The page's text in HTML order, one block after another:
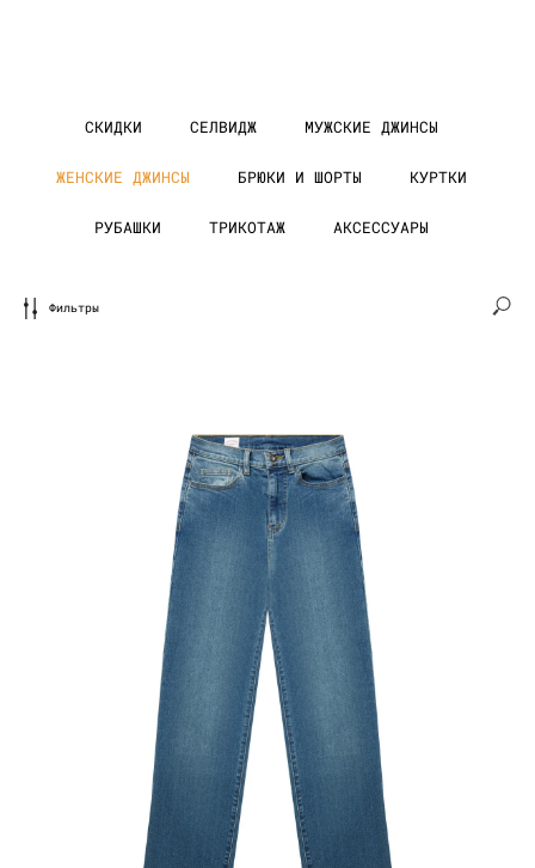
СКИДКИ СЕЛВИДЖ МУЖСКИЕ ДЖИНСЫ
ЖЕНСКИЕ ДЖИНСЫ БРЮКИ И ШОРТЫ КУРТКИ
РУБАШКИ ТРИКОТАЖ АКСЕССУАРЫ
Фильтры